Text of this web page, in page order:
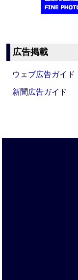
広告掲載
ウェブ広告ガイド
新聞広告ガイド